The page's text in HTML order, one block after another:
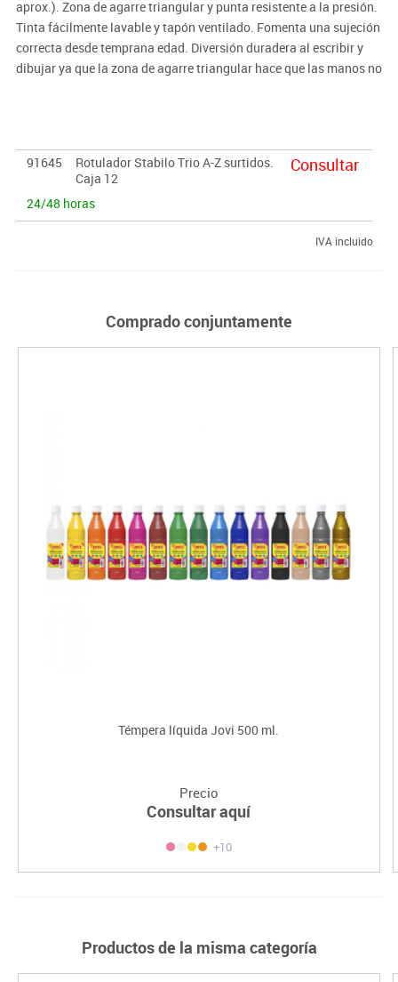
aprox.). Zona de agarre triangular y punta resistente a la presión.
Tinta fácilmente lavable y tapón ventilado. Fomenta una sujeción
correcta desde temprana edad. Diversión duradera al escribir y
dibujar ya que la zona de agarre triangular hace que las manos no
91645
Rotulador Stabilo Trio A-Z surtidos.
Caja 12
24/48 horas
Consultar
IVA incluido
Comprado conjuntamente
Témpera líquida Jovi 500 ml.
Precio
Consultar aquí
+10
Productos de la misma categoría